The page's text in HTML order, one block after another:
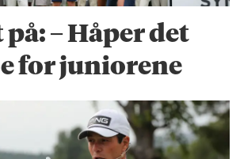
– Håper det
for juniorene